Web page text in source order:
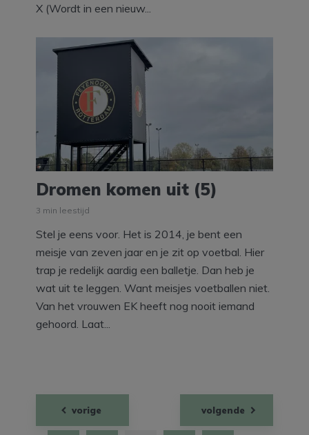
X (Wordt in een nieuw...
Dromen komen uit (5)
3 min leestijd
Stel je eens voor. Het is 2014, je bent een
meisje van zeven jaar en je zit op voetbal. Hier
trap je redelijk aardig een balletje. Dan heb je
wat uit te leggen. Want meisjes voetballen niet.
Van het vrouwen EK heeft nog nooit iemand
gehoord. Laat...
Berichten
paginering
vorige volgende